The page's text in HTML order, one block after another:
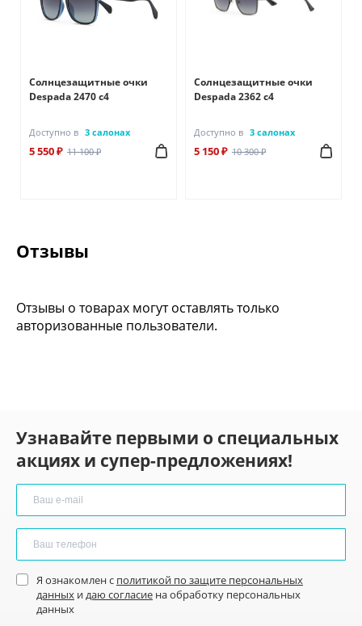
Солнцезащитные очки
Despada 2470 с4
Доступно в 3 салонах
5 550 ₽ 11 100 ₽
Солнцезащитные очки
Despada 2362 с4
Доступно в 3 салонах
5 150 ₽ 10 300 ₽
Отзывы
Отзывы о товарах могут оставлять только
авторизованные пользователи.
Узнавайте первыми о специальных
акциях и супер-предложениях!
Я ознакомлен с политикой по защите персональных
данных и даю согласие на обработку персональных
данных